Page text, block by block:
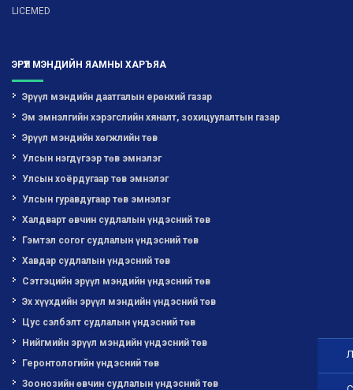
LICEMED
ЭРҮҮЛ МЭНДИЙН ЯАМНЫ ХАРЪЯА
Эрүүл мэндийн даатгалын ерөнхий газар
Эм эмнэлгийн хэрэгслийн хяналт, зохицуулалтын газар
Эрүүл мэндийн хөгжлийн төв
Улсын нэгдүгээр төв эмнэлэг
Улсын хоёрдугаар төв эмнэлэг
Улсын гуравдугаар төв эмнэлэг
Халдварт өвчин судлалын үндэсний төв
Гэмтэл согог судлалын үндэсний төв
Хавдар судлалын үндэсний төв
Сэтгэцийн эрүүл мэндийн үндэсний төв
Эх хүүхдийн эрүүл мэндийн үндэсний төв
Цус сэлбэлт судлалын үндэсний төв
Нийгмийн эрүүл мэндийн үндэсний төв
Геронтологийн үндэсний төв
Зоонозийн өвчин судлалын үндэсний төв